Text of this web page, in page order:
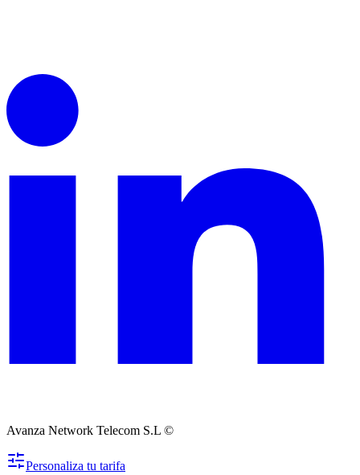
Avanza Network Telecom S.L ©
Personaliza tu tarifa